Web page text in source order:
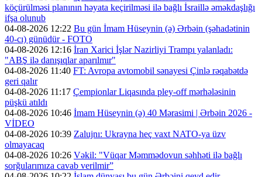
köçürülməsi planının həyata keçirilməsi ilə bağlı İsraillə əməkdaşlığı
ifşa olunub
04-08-2026 12:22 Bu gün İmam Hüseynin (ə) Ərbəin (şəhadətinin
40-cı) günüdür - FOTO
04-08-2026 12:16 İran Xarici İşlər Nazirliyi Trampı yalanladı:
"ABŞ ilə danışıqlar aparılmır"
04-08-2026 11:40 FT: Avropa avtomobil sənayesi Çinlə rəqabətdə
geri qalır
04-08-2026 11:17 Çempionlar Liqasında pley-off mərhələsinin
püşkü atıldı
04-08-2026 10:46 İmam Hüseynin (ə) 40 Mərasimi | Ərbəin 2026 -
VİDEO
04-08-2026 10:39 Zalujnı: Ukrayna heç vaxt NATO-ya üzv
olmayacaq
04-08-2026 10:26 Vəkil: "Vüqar Məmmədovun səhhəti ilə bağlı
sorğularımıza cavab verilmir”